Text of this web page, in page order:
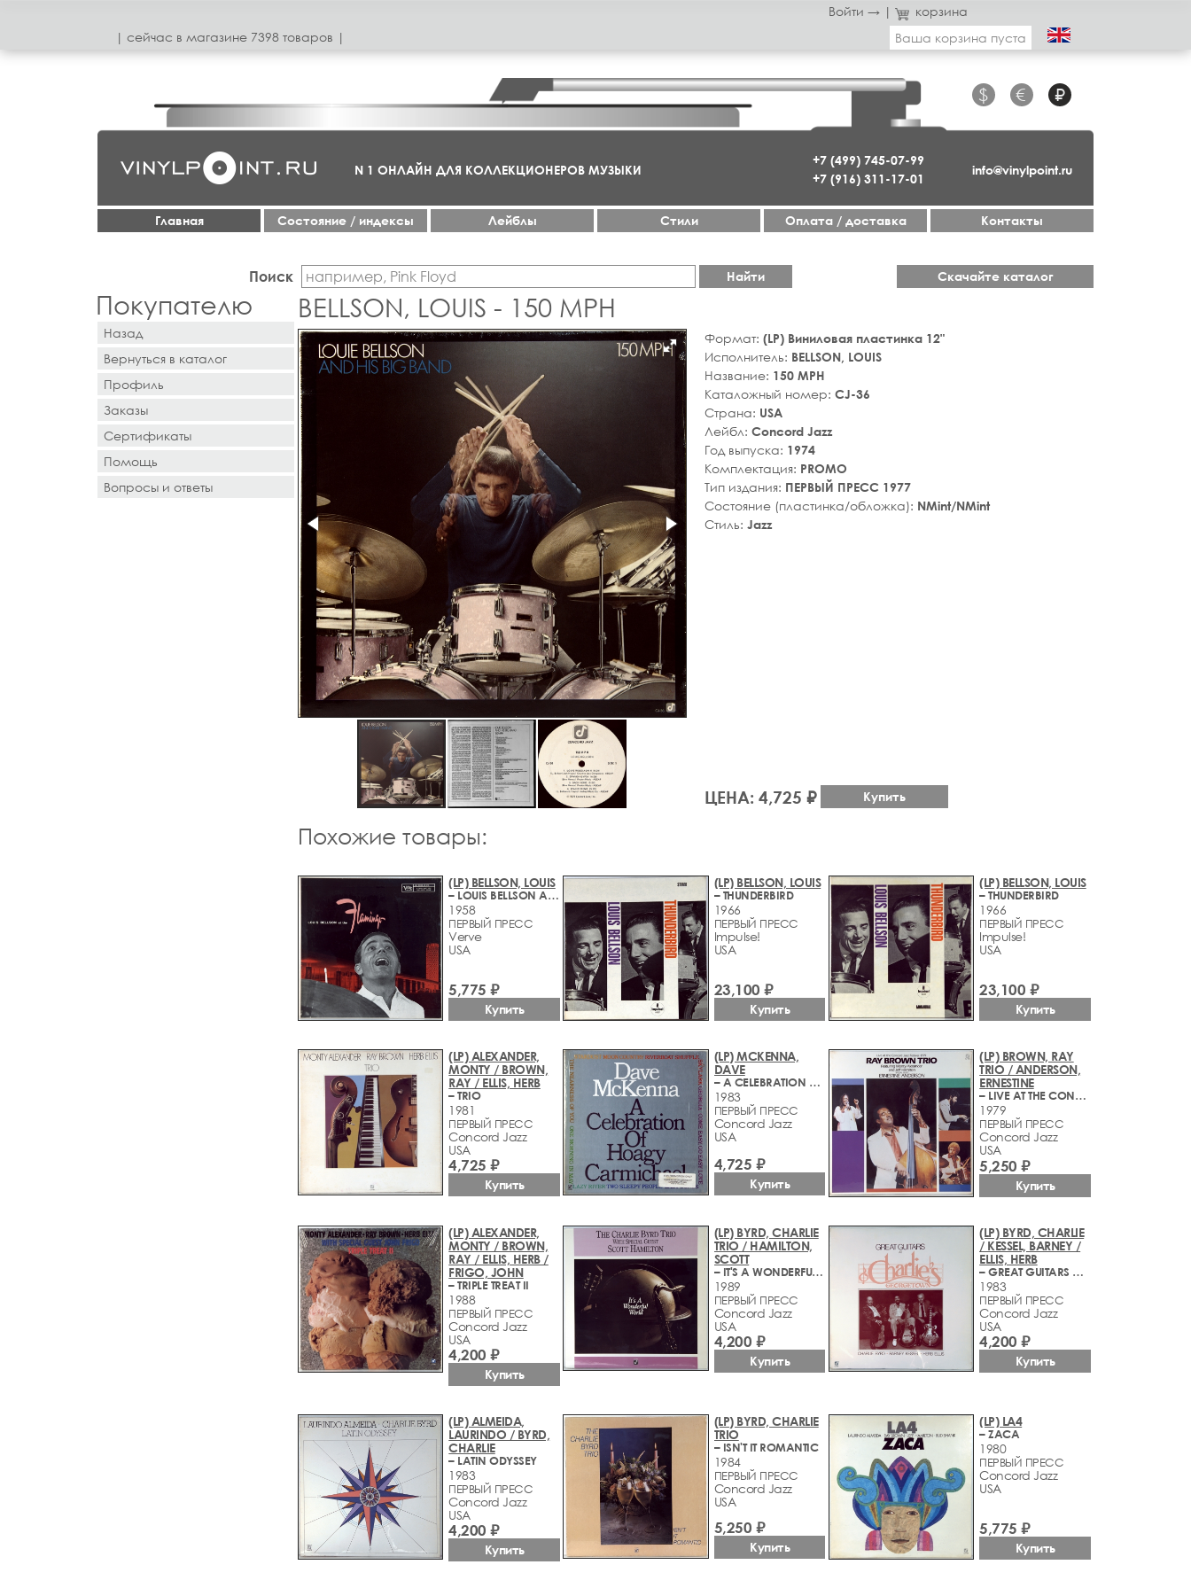
Войти → |
корзина
| сeйчас в магазинe 7398 товаров |
Ваша корзина пуста
+7 (499) 745-07-99
+7 (916) 311-17-01
$ € ₽
info@vinylpoint.ru
N 1 ОНЛАЙН ДЛЯ КОЛЛЕКЦИОНЕРОВ МУЗЫКИ
Главная Cостояние / индексы Лейблы Стили Оплата / доставка Контакты
Поиск Найти Скачайте каталог
Покупателю
Назад
Вернуться в каталог
Профиль
Заказы
Сертификаты
Помощь
Вопросы и ответы
BELLSON, LOUIS - 150 MPH
Формат: (LP) Виниловая пластинка 12"
Исполнитель: BELLSON, LOUIS
Название: 150 MPH
Каталожный номер: CJ-36
Страна: USA
Лейбл: Concord Jazz
Год выпуска: 1974
Комплектация: PROMO
Тип издания: ПЕРВЫЙ ПРЕСС 1977
Состояние (пластинка/обложка): NMint/NMint
Стиль: Jazz
ЦЕНА: 4,725 ₽ Купить
Похожие товары:
(LP) BELLSON, LOUIS
– LOUIS BELLSON AT THE FLAMINGO
1958
ПЕРВЫЙ ПРЕСС
Verve
USA
5,775 ₽
Купить
(LP) BELLSON, LOUIS
– THUNDERBIRD
1966
ПЕРВЫЙ ПРЕСС
Impulse!
USA
23,100 ₽
Купить
(LP) BELLSON, LOUIS
– THUNDERBIRD
1966
ПЕРВЫЙ ПРЕСС
Impulse!
USA
23,100 ₽
Купить
(LP) ALEXANDER,
MONTY / BROWN,
RAY / ELLIS, HERB
– TRIO
1981
ПЕРВЫЙ ПРЕСС
Concord Jazz
USA
4,725 ₽
Купить
(LP) MCKENNA,
DAVE
– A CELEBRATION OF HOAGY CARMICHAEL
1983
ПЕРВЫЙ ПРЕСС
Concord Jazz
USA
4,725 ₽
Купить
(LP) BROWN, RAY
TRIO / ANDERSON,
ERNESTINE
– LIVE AT THE CONCORD JAZZ FESTIVAL 1979
1979
ПЕРВЫЙ ПРЕСС
Concord Jazz
USA
5,250 ₽
Купить
(LP) ALEXANDER,
MONTY / BROWN,
RAY / ELLIS, HERB /
FRIGO, JOHN
– TRIPLE TREAT II
1988
ПЕРВЫЙ ПРЕСС
Concord Jazz
USA
4,200 ₽
Купить
(LP) BYRD, CHARLIE
TRIO / HAMILTON,
SCOTT
– IT'S A WONDERFUL WORLD
1989
ПЕРВЫЙ ПРЕСС
Concord Jazz
USA
4,200 ₽
Купить
(LP) BYRD, CHARLIE
/ KESSEL, BARNEY /
ELLIS, HERB
– GREAT GUITARS AT CHARLIE'S GEORGETOWN
1983
ПЕРВЫЙ ПРЕСС
Concord Jazz
USA
4,200 ₽
Купить
(LP) ALMEIDA,
LAURINDO / BYRD,
CHARLIE
– LATIN ODYSSEY
1983
ПЕРВЫЙ ПРЕСС
Concord Jazz
USA
4,200 ₽
Купить
(LP) BYRD, CHARLIE
TRIO
– ISN'T IT ROMANTIC
1984
ПЕРВЫЙ ПРЕСС
Concord Jazz
USA
5,250 ₽
Купить
(LP) LA4
– ZACA
1980
ПЕРВЫЙ ПРЕСС
Concord Jazz
USA
5,775 ₽
Купить